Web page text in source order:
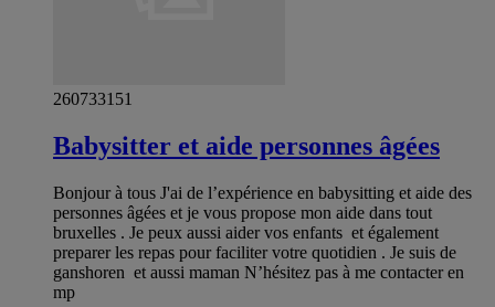
260733151
Babysitter et aide personnes âgées
Bonjour à tous J'ai de l’expérience en babysitting et aide des
personnes âgées et je vous propose mon aide dans tout
bruxelles . Je peux aussi aider vos enfants et également
preparer les repas pour faciliter votre quotidien . Je suis de
ganshoren et aussi maman N’hésitez pas à me contacter en
mp